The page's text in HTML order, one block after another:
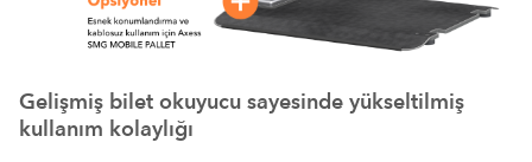
Gelişmiş bilet okuyucu sayesinde yükseltilmiş
kullanım kolaylığı